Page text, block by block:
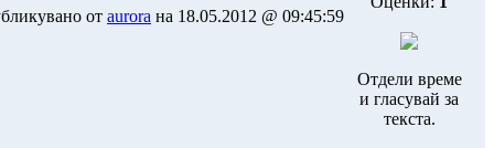
от aurora на 18.05.2012 @ 09:45:59
Отдели време
и гласувай за
текста.